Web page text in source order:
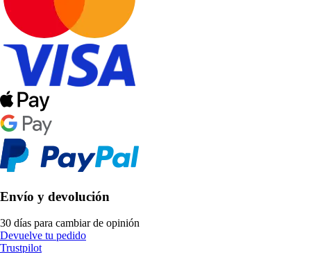
Envío y devolución
30 días para cambiar de opinión
Devuelve tu pedido
Trustpilot